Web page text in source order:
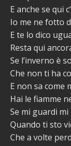
E anche se qui
Io me ne fotto
E te lo dico
Resta qui
Se l’inverno è
Che non ti ha
E non sa come
Hai le fiamme
Se mi guardi mi
Quando ti sto
Che a volte